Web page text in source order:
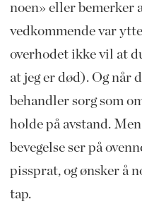
noen» eller bemerker
vedkommende var
overhodet ikke vil at
at jeg er død). Og når
behandler sorg som
holde på avstand.
bevegelse ser på
pissprat, og ønsker å
tap.